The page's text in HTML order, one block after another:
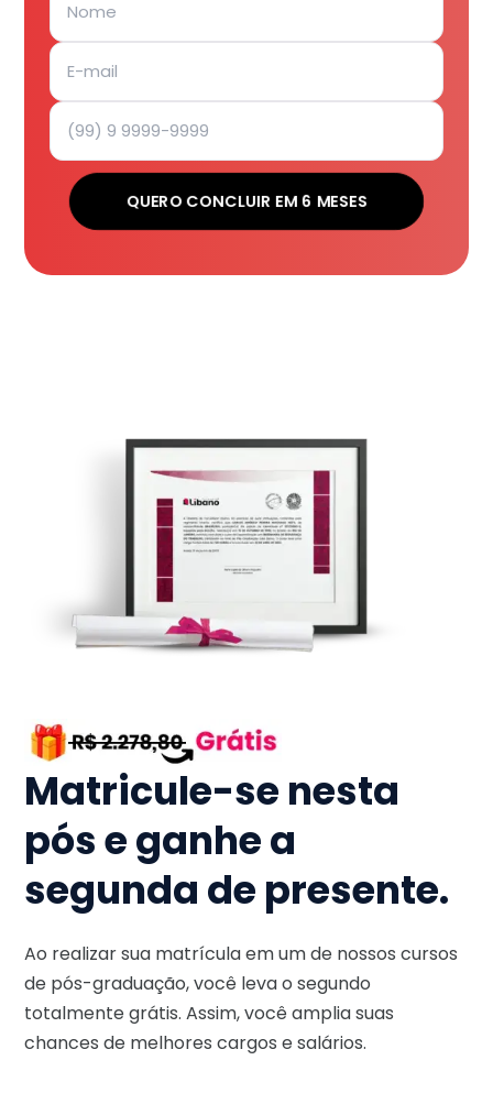
QUERO CONCLUIR EM 6 MESES
Matricule-se nesta
pós e ganhe a
segunda de presente.
Ao realizar sua matrícula em um de nossos cursos
de pós-graduação, você leva o segundo
totalmente grátis. Assim, você amplia suas
chances de melhores cargos e salários.